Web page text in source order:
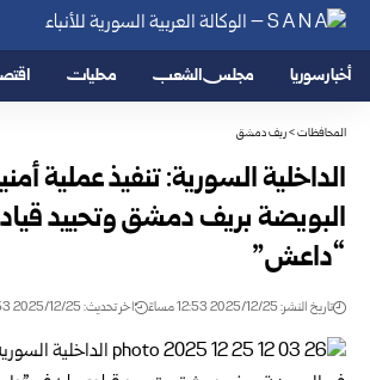
أخبار سوريا مجلس الشعب محليات
المحافظات>ريف دمشق
الداخلية السورية: تنفيذ عملية
البويضة بريف دمشق وتحييد
“داعش”
تاريخ النشر: 2025/12/25 12:53 مساءً اخر تحديث: 2025/12/25 12:53 مساءً